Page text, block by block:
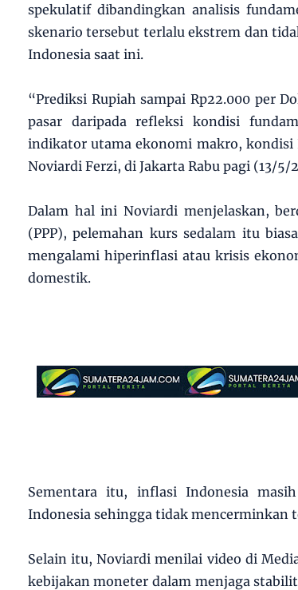
spekulatif dibandingkan analisis
skenario tersebut terlalu ekstrem dan
Indonesia saat ini.
“Prediksi Rupiah sampai Rp22.000 per
pasar daripada refleksi kondisi
indikator utama ekonomi makro,
Noviardi Ferzi, di Jakarta Rabu pagi (13/5/
Dalam hal ini Noviardi menjelaskan,
(PPP), pelemahan kurs sedalam itu
mengalami hiperinflasi atau krisis
domestik.
Sementara itu, inflasi Indonesia
Indonesia sehingga tidak mencerminkan
Selain itu, Noviardi menilai video di
kebijakan moneter dalam menjaga